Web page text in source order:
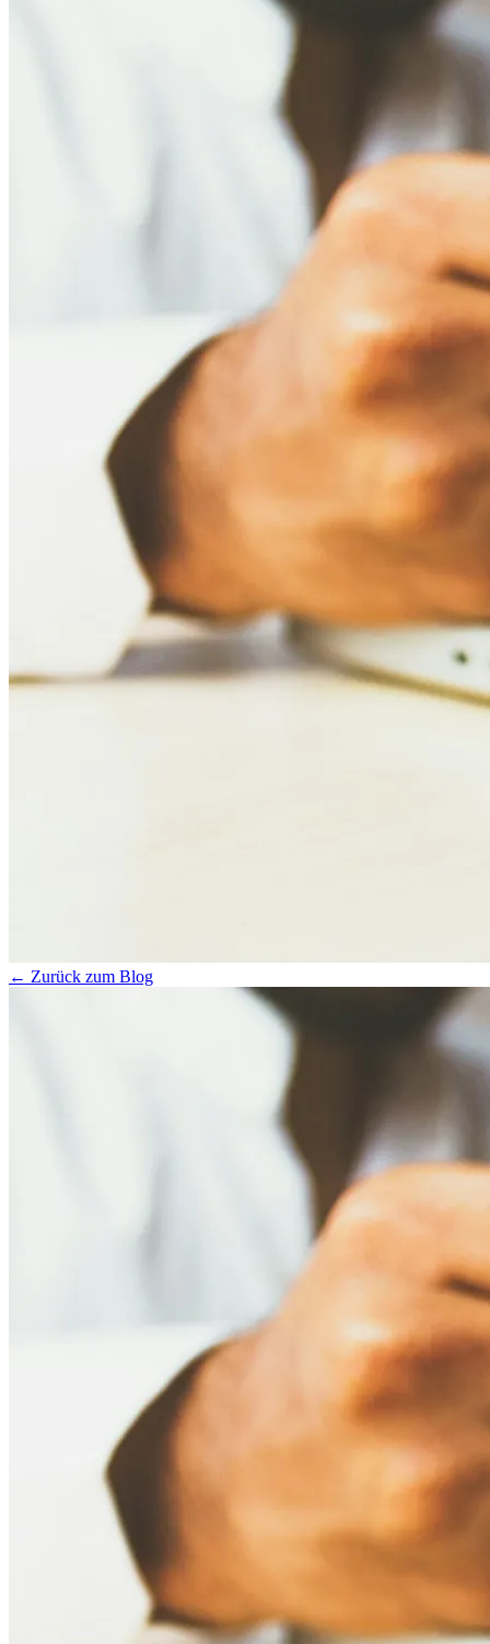
← Zurück zum Blog